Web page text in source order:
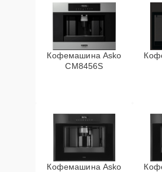
Кофемашина Asko
CM8456S
Кофемашина Asko